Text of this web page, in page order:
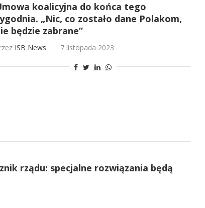
koalicyjna do końca tego
„Nic, co zostało dane Polakom,
będzie zabrane”
ISB News 7 listopada 2023
rządu: specjalne rozwiązania będą